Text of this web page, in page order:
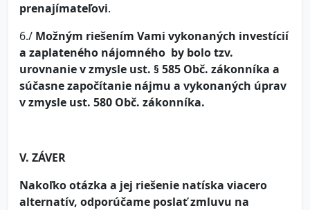
prenajímateľovi.
6./ Možným riešením Vami vykonaných investícií
a zaplateného nájomného by bolo tzv.
urovnanie v zmysle ust. § 585 Obč. zákonníka a
súčasne započítanie nájmu a vykonaných úprav
v zmysle ust. 580 Obč. zákonníka.
V. ZÁVER
Nakoľko otázka a jej riešenie natíska viacero
alternatív, odporúčame poslať zmluvu na